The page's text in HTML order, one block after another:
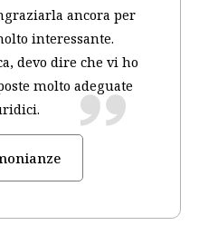
ancora per
interessante.
devo dire che vi ho
molto adeguate